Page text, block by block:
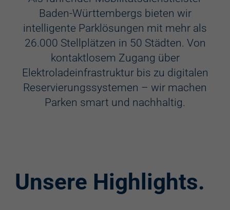
Videokameras
Schülerkunst
Behindertenstellplätze
Familienstellplätze
re:charge-Karte
Baden-Württembergs bieten wir
intelligente Parklösungen mit mehr als
26.000 Stellplätzen in 50 Städten. Von
kontaktlosem Zugang über
Elektroladeinfrastruktur bis zu digitalen
Reservierungssystemen – wir machen
Parken smart und nachhaltig.
Unsere Highlights.